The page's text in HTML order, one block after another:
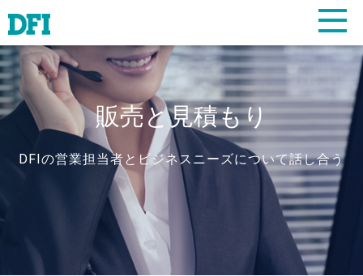
販売と見積もり
DFIの営業担当者とビジネスニーズについて話し合う